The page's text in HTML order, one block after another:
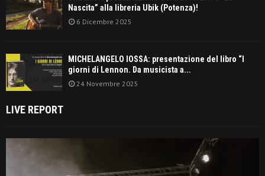
Nascita” alla libreria Ubik (Potenza)!
6 Dicembre 2025
MICHELANGELO IOSSA: presentazione del libro “I
giorni di Lennon. Da musicista a...
24 Novembre 2025
LIVE REPORT